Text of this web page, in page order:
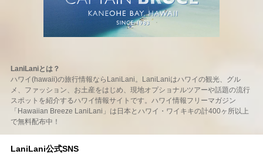
LaniLaniとは？
ハワイ(hawaii)の旅行情報ならLaniLani。LaniLaniはハワイの観光、グル
メ、ファッション、お土産をはじめ、現地オプショナルツアーや話題の流行
スポットを紹介するハワイ情報サイトです。ハワイ情報フリーマガジン
「Hawaiian Breeze LaniLani」は日本とハワイ・ワイキキの計400ヶ所以上
で無料配布中！
LaniLani公式SNS